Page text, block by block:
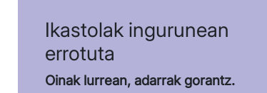
Ikastolak ingurunean
errotuta
Oinak lurrean, adarrak gorantz.